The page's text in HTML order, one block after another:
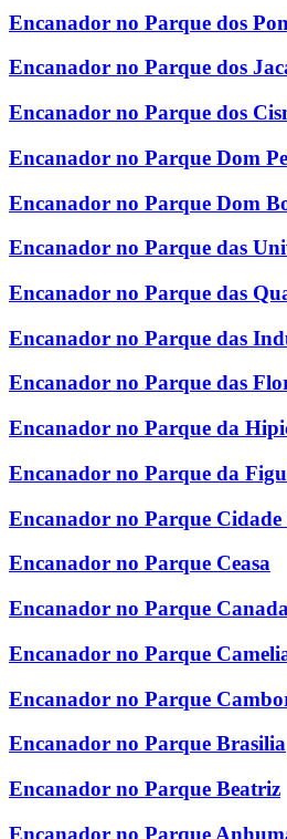
Encanador no Parque dos
Encanador no Parque dos
Encanador no Parque dos
Encanador no Parque Dom
Encanador no Parque Dom
Encanador no Parque das
Encanador no Parque das
Encanador no Parque das
Encanador no Parque das
Encanador no Parque da
Encanador no Parque da
Encanador no Parque Cidade
Encanador no Parque Ceasa
Encanador no Parque Canada
Encanador no Parque
Encanador no Parque
Encanador no Parque Brasilia
Encanador no Parque Beatriz
Encanador no Parque